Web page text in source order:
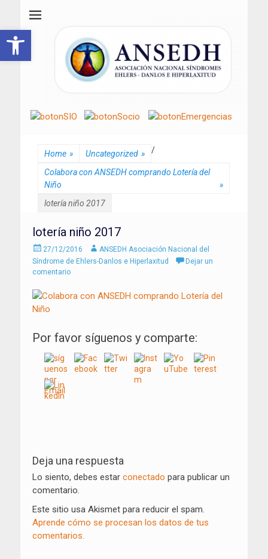
Abrir barra de herramientas
Home » Uncategorized » /
Colabora con ANSEDH comprando Lotería del
Niño
»
lotería niño 2017
lotería niño 2017
Enviado
el
27/12/2016 AutorANSEDH Asociación Nacional del
Síndrome de Ehlers-Danlos e Hiperlaxitud
Dejar un
comentario
Por favor síguenos y comparte:
de
entradas
Deja una respuesta
Lo siento, debes estar conectado para publicar un
comentario.
Este sitio usa Akismet para reducir el spam.
Aprende cómo se procesan los datos de tus
comentarios.